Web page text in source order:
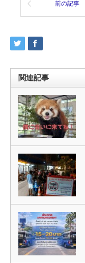
前の記事
関連記事